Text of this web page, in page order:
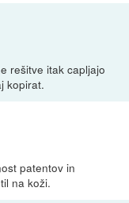
rešitve itak capljajo
kopirat.
patentov in
na koži.